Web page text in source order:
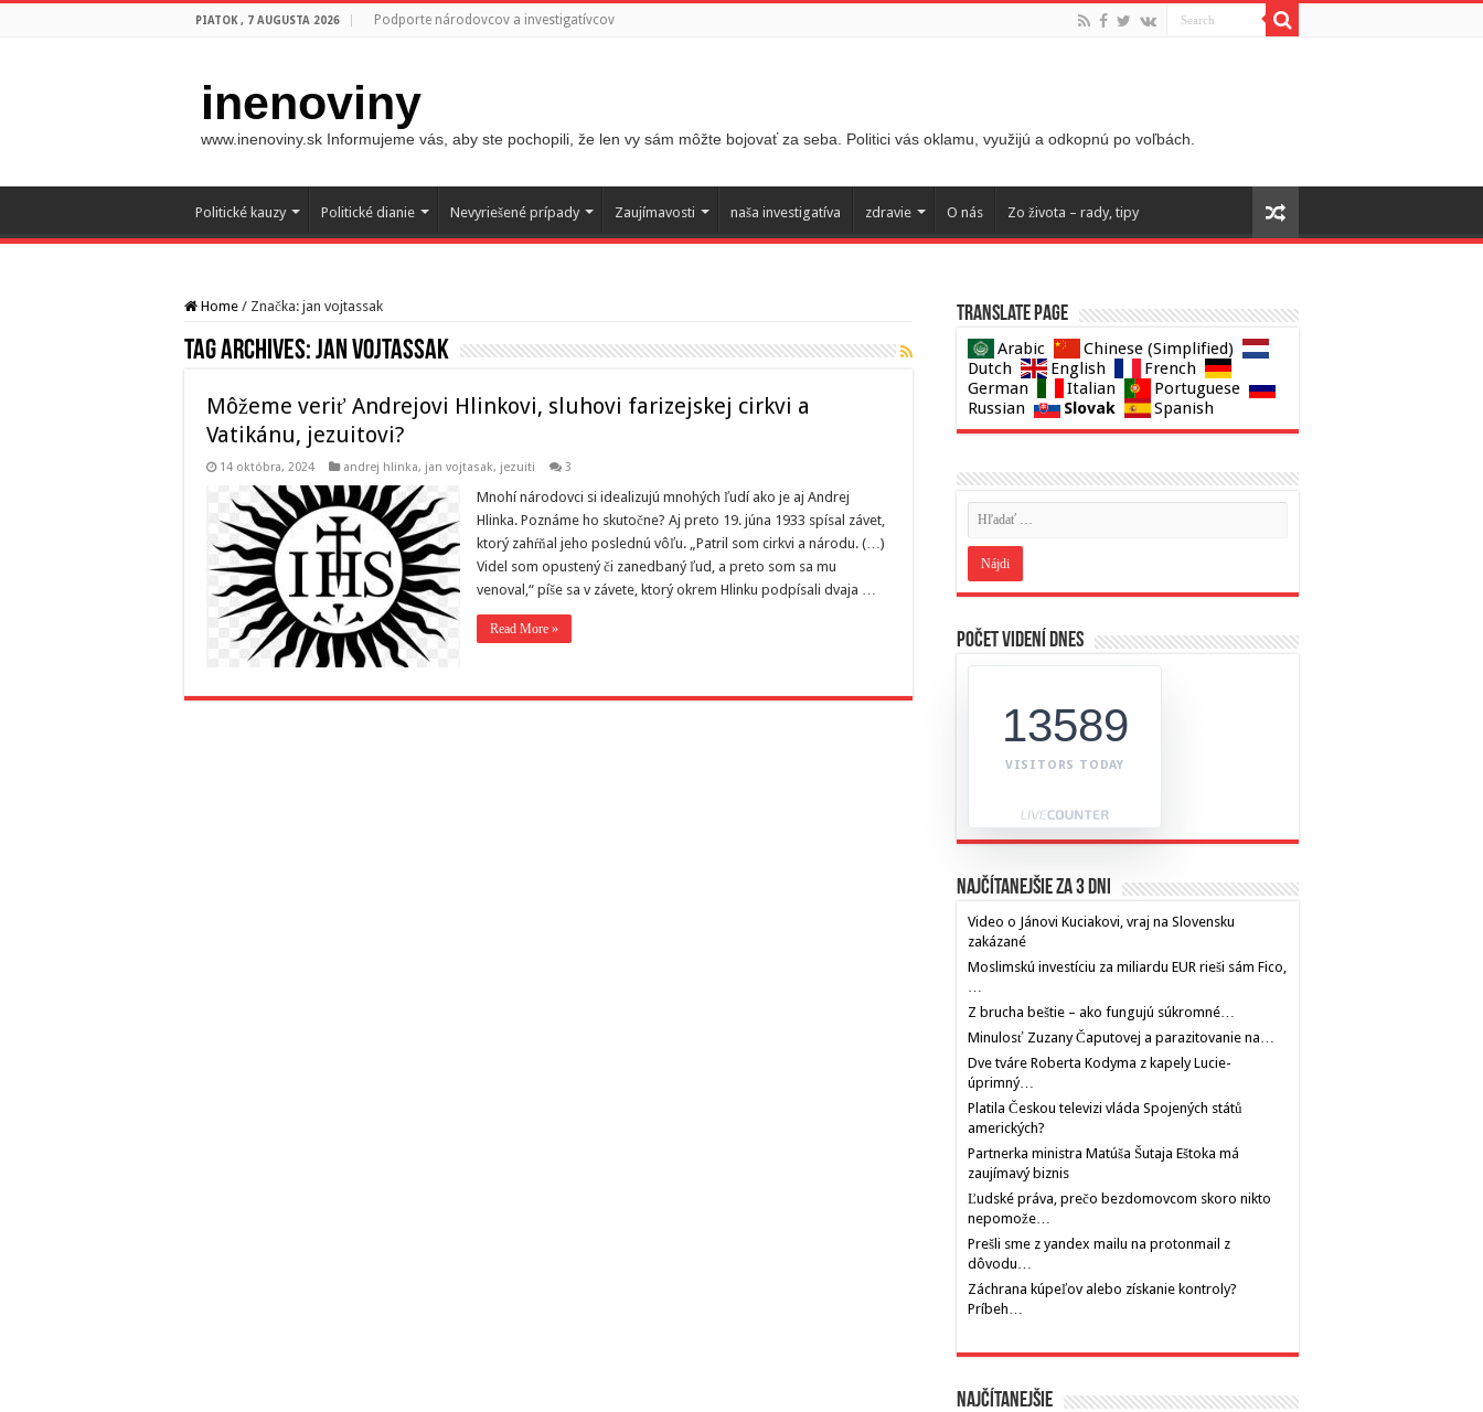
PIATOK , 7 AUGUSTA 2026 Podporte národovcov a investigatívcov
inenoviny
www.inenoviny.sk Informujeme vás, aby ste pochopili, že len vy sám môžte bojovať za seba. Politici vás oklamu, využijú a odkopnú po voľbách.
Politické kauzy Politické dianie Nevyriešené prípady Zaujímavosti naša investigatíva zdravie O nás Zo života – rady, tipy
Home / Značka: jan vojtassak
Tag Archives:jan vojtassak
Môžeme veriť Andrejovi Hlinkovi, sluhovi farizejskej cirkvi a
Vatikánu, jezuitovi?
14 októbra, 2024 andrej hlinka, jan vojtasak, jezuiti 3
Mnohí národovci si idealizujú mnohých ľudí ako je aj Andrej
Hlinka. Poznáme ho skutočne? Aj preto 19. júna 1933 spísal závet,
ktorý zahŕňal jeho poslednú vôľu. „Patril som cirkvi a národu. (…)
Videl som opustený či zanedbaný ľud, a preto som sa mu
venoval,“ píše sa v závete, ktorý okrem Hlinku podpísali dvaja …
Read More »
Translate page
Arabic
Chinese (Simplified)
Dutch
English
French
German
Italian
Portuguese
Russian
Slovak Spanish
Počet videní dnes
13589
VISITORS TODAY
Najčítanejšie za 3 dni
Video o Jánovi Kuciakovi, vraj na Slovensku
zakázané
Moslimskú investíciu za miliardu EUR rieši sám Fico,
…
Z brucha beštie – ako fungujú súkromné…
Minulosť Zuzany Čaputovej a parazitovanie na…
Dve tváre Roberta Kodyma z kapely Lucie-
úprimný…
Platila Českou televizi vláda Spojených států
amerických?
Partnerka ministra Matúša Šutaja Eštoka má
zaujímavý biznis
Ľudské práva, prečo bezdomovcom skoro nikto
nepomože…
Prešli sme z yandex mailu na protonmail z
dôvodu…
Záchrana kúpeľov alebo získanie kontroly?
Príbeh…
Najčítanejšie